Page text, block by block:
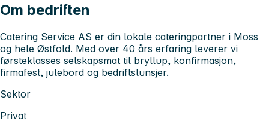
Om bedriften
Catering Service AS er din lokale cateringpartner i Moss
og hele Østfold. Med over 40 års erfaring leverer vi
førsteklasses selskapsmat til bryllup, konfirmasjon,
firmafest, julebord og bedriftslunsjer.
Sektor
Privat